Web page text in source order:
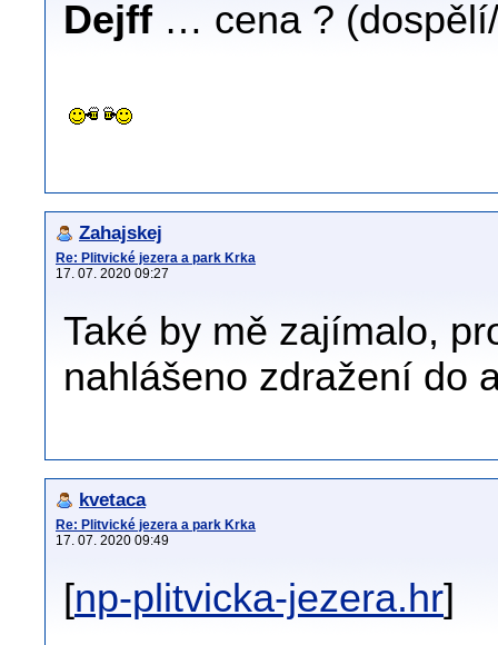
Dejff … cena ?
Zahajskej
Re: Plitvické jezera a park Krka
17. 07. 2020 09:27
Také by mě zajímalo,
nahlášeno zdražení do
kvetaca
Re: Plitvické jezera a park Krka
17. 07. 2020 09:49
[np-plitvicka-jezera.hr]